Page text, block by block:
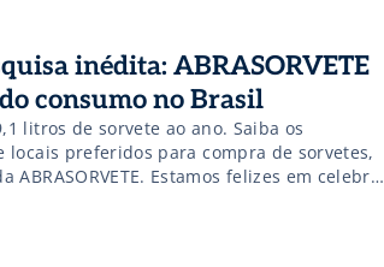
inédita: ABRASORVETE
consumo no Brasil
litros de sorvete ao ano. Saiba os
locais preferidos para compra de sorvetes,
Estamos felizes em celebrar
em parceria […]